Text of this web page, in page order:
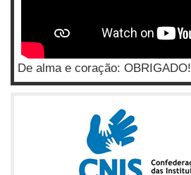
De alma e coração: OBRIGADO!